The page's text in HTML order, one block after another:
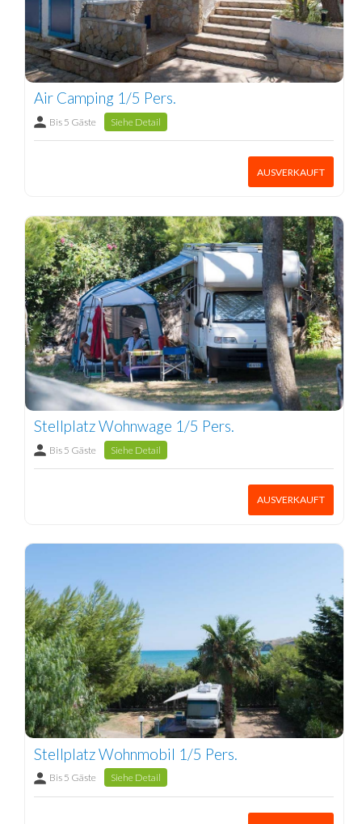
Air Camping 1/5 Pers.
Bis 5 Gäste Siehe Detail
AUSVERKAUFT
Stellplatz Wohnwage 1/5 Pers.
Bis 5 Gäste Siehe Detail
AUSVERKAUFT
Stellplatz Wohnmobil 1/5 Pers.
Bis 5 Gäste Siehe Detail